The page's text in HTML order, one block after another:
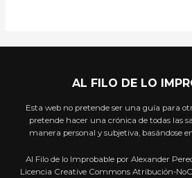
AL FILO DE LO
Esta web no pretende ser una guía para
pretende hacer una crónica de todas las
manera personal y subjetiva, basándose
Al Filo de lo Improbable por Alexander
Licencia Creative Commons Atribución-